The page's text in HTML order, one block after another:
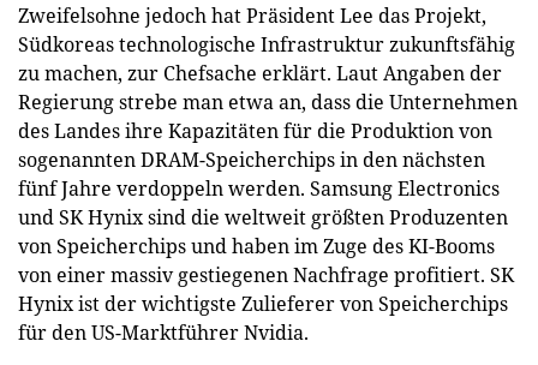
Zweifelsohne jedoch hat Präsident Lee das Projekt,
Südkoreas technologische Infrastruktur zukunftsfähig
zu machen, zur Chefsache erklärt. Laut Angaben der
Regierung strebe man etwa an, dass die Unternehmen
des Landes ihre Kapazitäten für die Produktion von
sogenannten DRAM-Speicherchips in den nächsten
fünf Jahre verdoppeln werden. Samsung Electronics
und SK Hynix sind die weltweit größten Produzenten
von Speicherchips und haben im Zuge des KI-Booms
von einer massiv gestiegenen Nachfrage profitiert. SK
Hynix ist der wichtigste Zulieferer von Speicherchips
für den US-Marktführer Nvidia.